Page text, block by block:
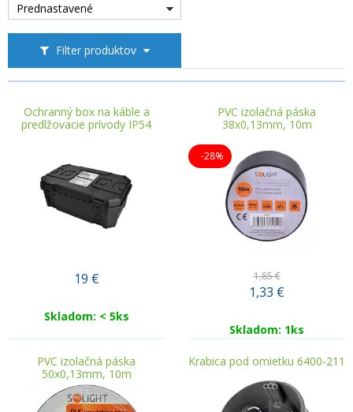
Filter produktov
Prednastavené
Ochranný box na káble a
predlžovacie prívody IP54
19 €
Skladom: < 5ks
PVC izolačná páska
38x0,13mm, 10m
-28%
1,85 €
1,33 €
Skladom: 1ks
PVC izolačná páska
50x0,13mm, 10m
Krabica pod omietku 6400-211